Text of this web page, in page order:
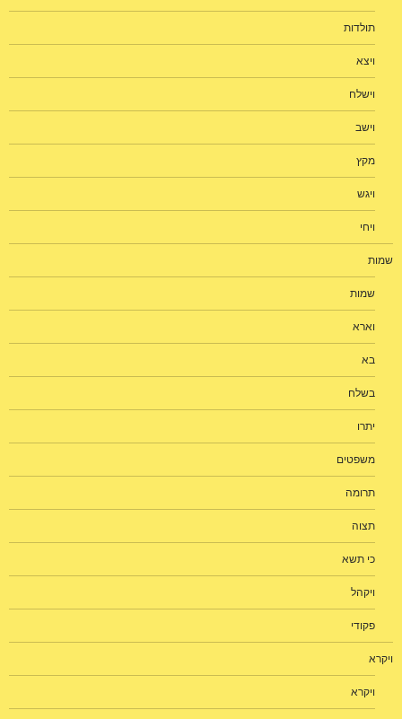
תולדות
ויצא
וישלח
וישב
מקץ
ויגש
ויחי
שמות
שמות
וארא
בא
בשלח
יתרו
משפטים
תרומה
תצוה
כי תשא
ויקהל
פקודי
ויקרא
ויקרא